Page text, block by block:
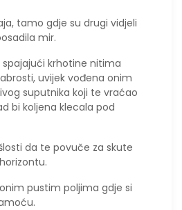
tamo gdje su drugi vidjeli
mir.
spajajući krhotine nitima
uvijek vođena onim
suputnika koji te vraćao
bi koljena klecala pod
da te povuče za skute
pustim poljima gdje si